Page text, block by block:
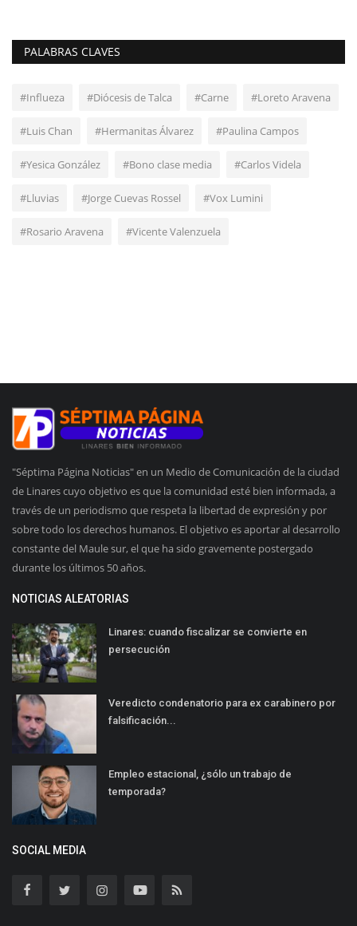
PALABRAS CLAVES
#Influeza #Diócesis de Talca #Carne #Loreto Aravena
#Luis Chan #Hermanitas Álvarez #Paulina Campos
#Yesica González #Bono clase media #Carlos Videla
#Lluvias #Jorge Cuevas Rossel #Vox Lumini
#Rosario Aravena #Vicente Valenzuela
"Séptima Página Noticias" en un Medio de Comunicación de la ciudad
de Linares cuyo objetivo es que la comunidad esté bien informada, a
través de un periodismo que respeta la libertad de expresión y por
sobre todo los derechos humanos. El objetivo es aportar al desarrollo
constante del Maule sur, el que ha sido gravemente postergado
durante los últimos 50 años.
NOTICIAS ALEATORIAS
Linares: cuando fiscalizar se convierte en
persecución
Veredicto condenatorio para ex carabinero por
falsificación...
Empleo estacional, ¿sólo un trabajo de
temporada?
SOCIAL MEDIA